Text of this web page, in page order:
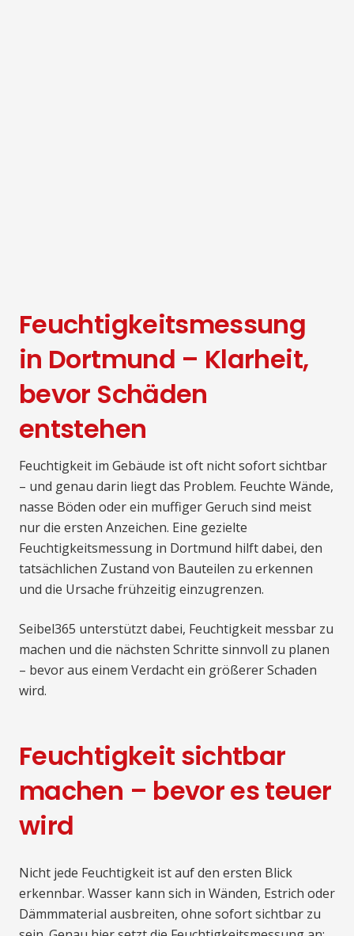
Feuchtigkeitsmessung
in Dortmund – Klarheit,
bevor Schäden
entstehen
Feuchtigkeit im Gebäude ist oft nicht sofort sichtbar
– und genau darin liegt das Problem. Feuchte Wände,
nasse Böden oder ein muffiger Geruch sind meist
nur die ersten Anzeichen. Eine gezielte
Feuchtigkeitsmessung in Dortmund hilft dabei, den
tatsächlichen Zustand von Bauteilen zu erkennen
und die Ursache frühzeitig einzugrenzen.
Seibel365 unterstützt dabei, Feuchtigkeit messbar zu
machen und die nächsten Schritte sinnvoll zu planen
– bevor aus einem Verdacht ein größerer Schaden
wird.
Feuchtigkeit sichtbar
machen – bevor es teuer
wird
Nicht jede Feuchtigkeit ist auf den ersten Blick
erkennbar. Wasser kann sich in Wänden, Estrich oder
Dämmmaterial ausbreiten, ohne sofort sichtbar zu